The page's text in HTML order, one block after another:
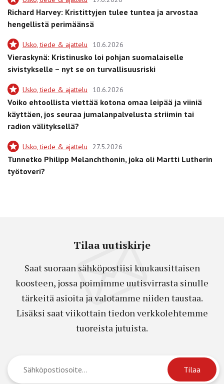
Richard Harvey: Kristittyjen tulee tuntea ja arvostaa
hengellistä perimäänsä
Usko, tiede & ajattelu 10.6.2026
Vieraskynä: Kristinusko loi pohjan suomalaiselle
sivistykselle – nyt se on turvallisuusriski
Usko, tiede & ajattelu 10.6.2026
Voiko ehtoollista viettää kotona omaa leipää ja viiniä
käyttäen, jos seuraa jumalanpalvelusta striimin tai
radion välityksellä?
Usko, tiede & ajattelu 27.5.2026
Tunnetko Philipp Melanchthonin, joka oli Martti Lutherin
työtoveri?
Tilaa uutiskirje
Saat suoraan sähköpostiisi kuukausittaisen
koosteen, jossa poimimme uutisvirrasta sinulle
tärkeitä asioita ja valotamme niiden taustaa.
Lisäksi saat viikottain tiedon verkkolehtemme
tuoreista jutuista.